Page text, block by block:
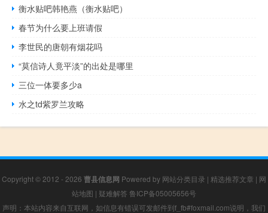
衡水贴吧韩艳燕（衡水贴吧）
春节为什么要上班请假
李世民的唐朝有烟花吗
“莫信诗人竟平淡”的出处是哪里
三位一体要多少a
水之td紫罗兰攻略
Copyright © 2012 - 2026 曹县信息网 Powered by 网站分类目录 | 精选推荐文章 | 网
站地图 | 疑难解答 鲁ICP备05005656号
声明：本站内容来自互联网，如信息有错误可发邮件到f_fb#foxmail.com说明，我们